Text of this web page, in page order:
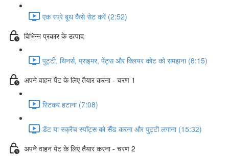
एक स्प्रे बूथ कैसे सेट करें (2:52)
विभिन्न प्रकार के उत्पाद
पुट्टी, थिनर्स, प्राइमर, पेंट्स और क्लियर कोट को समझना (8:15)
अपने वाहन पेंट के लिए तैयार करना - चरण 1
स्टिकर हटाना (7:08)
डेंट या स्क्रैच स्पॉट्स को सैंड करना और पुट्टी लगाना (15:32)
अपने वाहन पेंट के लिए तैयार करना - चरण 2